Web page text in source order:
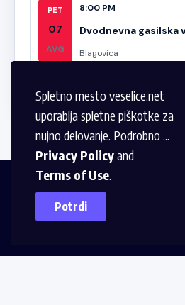
Spletno mesto veselice.net
uporablja spletne piškotke za
nujno delovanje. Podrobno ...
Privacy Policyand
Terms of Use.
Potrdi
PET
07
AVG
8:00 PM
Dvodnevna gasilska
Blagovica